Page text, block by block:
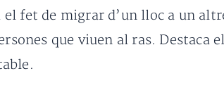
fet de migrar d’un lloc a un
que viuen al ras. Destaca